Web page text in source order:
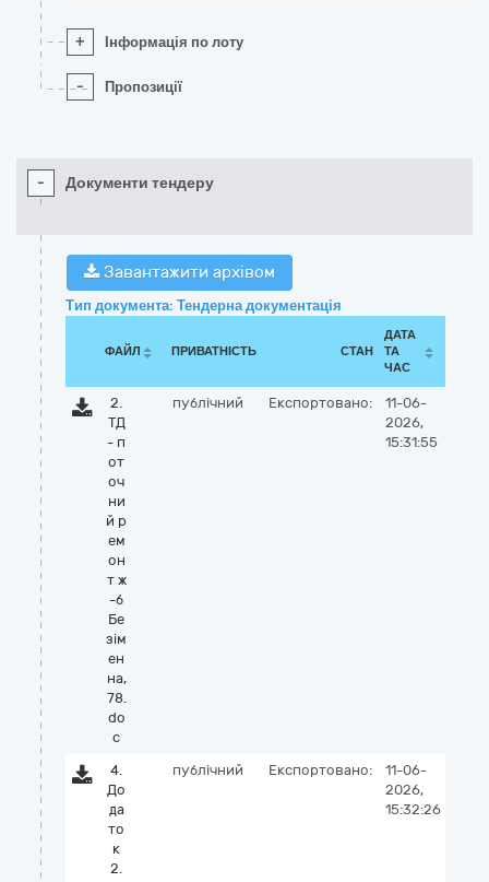
+ Інформація по лоту
- Пропозиції
- Документи тендеру
Завантажити архівом
Тип документа: Тендерна документація
ФАЙЛ ПРИВАТНІСТЬ СТАН
ДАТА
ТА
ЧАС
2.
ТД
- п
от
оч
ни
й р
ем
он
т ж
-б
Бе
зім
ен
на,
78.
do
c
публічний Експортовано:
11-06-
2026,
15:31:55
4.
До
да
то
к
2.
публічний Експортовано:
11-06-
2026,
15:32:26